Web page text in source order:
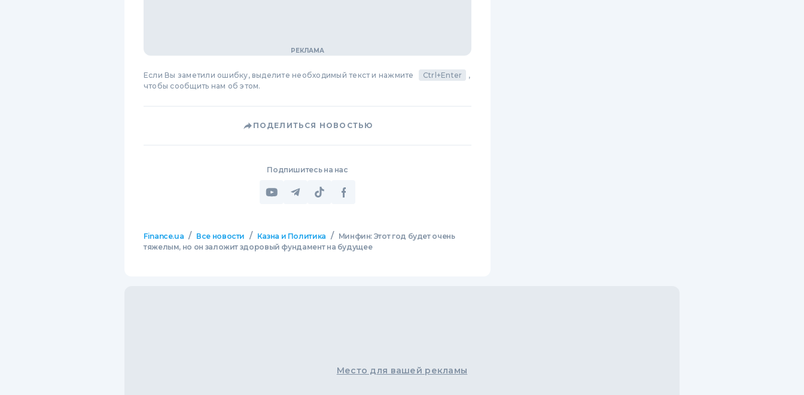
Если Вы заметили ошибку, выделите необходимый текст и нажмите Ctrl+Enter
,
чтобы сообщить нам об этом.
ПОДЕЛИТЬСЯ НОВОСТЬЮ
Подпишитесь на нас
Finance.ua / Все новости / Казна и Политика /
Минфин: Этот год будет очень
тяжелым, но он заложит здоровый фундамент на будущее
Место для вашей рекламы